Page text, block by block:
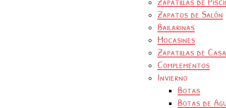
Zapatos de Salón
Bailarinas
Mocasines
Zapatillas de Casa
Complementos
Invierno
Botas
Botas de